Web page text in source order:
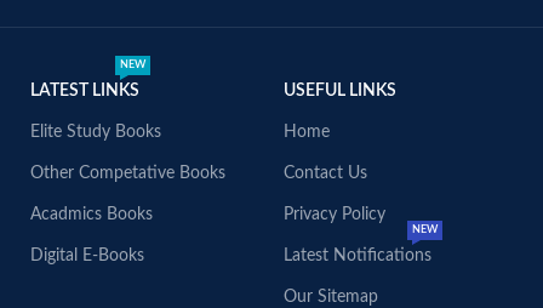
LATEST LINKS
NEW
Elite Study Books
Other Competative Books
Acadmics Books
Digital E-Books
USEFUL LINKS
Home
Contact Us
Privacy Policy
Latest Notifications
NEW
Our Sitemap